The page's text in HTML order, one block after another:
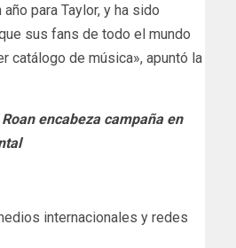
para Taylor, y ha sido
sus fans de todo el mundo
catálogo de música», apuntó la
encabeza campaña en
internacionales y redes